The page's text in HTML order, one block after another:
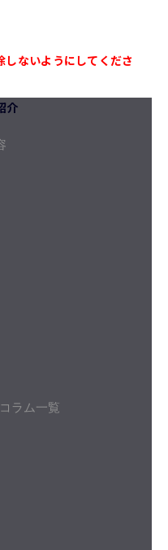
ないようにしてくださ
介
ラム一覧